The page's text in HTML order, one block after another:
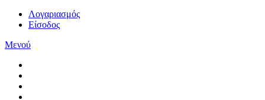
Λογαριασμός
Είσοδος
Μενού